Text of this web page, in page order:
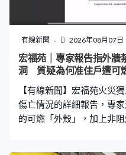
處理投訴，也提升消費者
九市消委會將聯同港澳消
制」，交換情報、調查等
「除了在於消費者，商戶
店、餐廳而內地客戶回去
更公正、公平、公開方法
有線新聞 2026年08月07日
宏福苑｜專家報告指外牆
洞 質疑為何准住戶遭可
【有線新聞】宏福苑火災
傷亡情況的詳細報告，專
的可燃「外殼」，加上非